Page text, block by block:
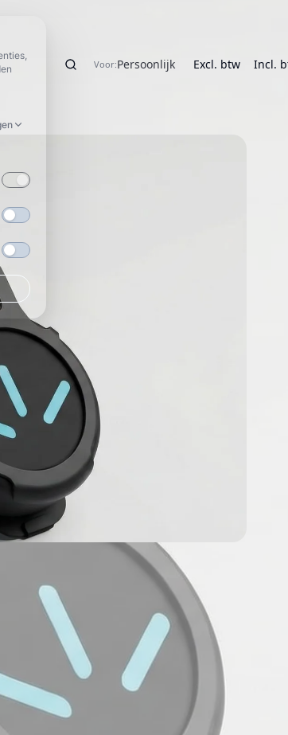
Zoeken
Voor:Persoonlijk Excl. btw Incl.